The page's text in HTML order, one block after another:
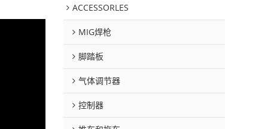
ACCESSORLES
MIG焊枪
脚踏板
气体调节器
控制器